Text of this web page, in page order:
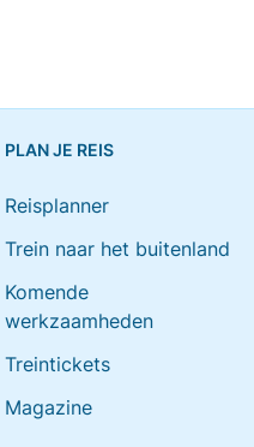
PLAN JE REIS
Reisplanner
Trein naar het buitenland
Komende
werkzaamheden
Treintickets
Magazine